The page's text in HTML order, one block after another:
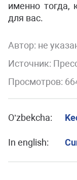
именно тогда,
для вас.
Автор: не
Источник:
Просмотров:
O’zbekcha:
In english: